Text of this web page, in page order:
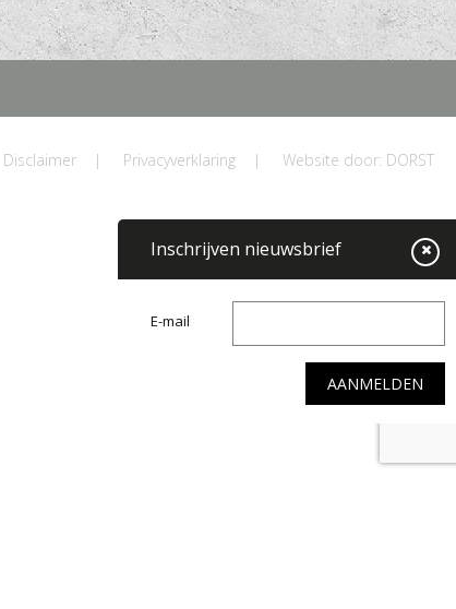
Inschrijven nieuwsbrief
E-mail
Disclaimer | Privacyverklaring | Website door: DORST